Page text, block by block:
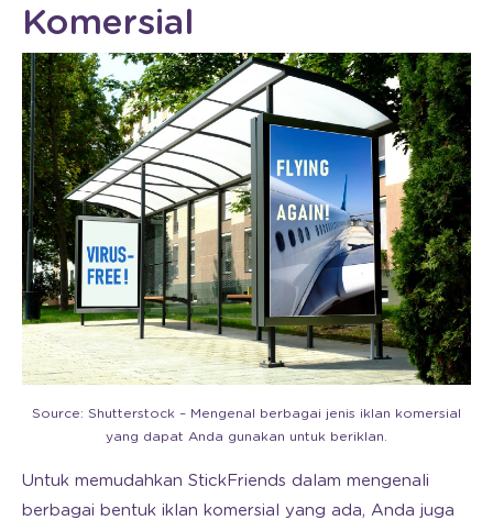
Komersial
Source: Shutterstock – Mengenal berbagai jenis iklan komersial
yang dapat Anda gunakan untuk beriklan.
Untuk memudahkan StickFriends dalam mengenali
berbagai bentuk iklan komersial yang ada, Anda juga